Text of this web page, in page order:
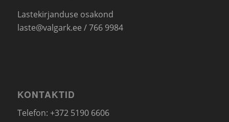
Lastekirjanduse osakond
laste@valgark.ee / 766 9984
KONTAKTID
Telefon: +372 5190 6606